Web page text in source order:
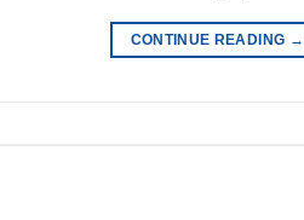
CONTINUE READING →